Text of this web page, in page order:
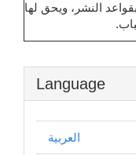
بقواعد النشر، ويحق لها
Language
العربية